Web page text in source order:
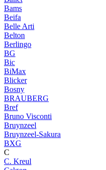
Bams
Beifa
Belle Arti
Belton
Berlingo
BG
Bic
BiMax
Blicker
Bosny
BRAUBERG
Bref
Bruno Visconti
Bruynzeel
Bruynzeel-Sakura
BXG
C
C. Kreul